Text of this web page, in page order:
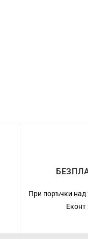
При поръчки над
Еконт